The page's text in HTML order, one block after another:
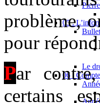
05 .
Le
06 .
problème,
pour
Par
certains